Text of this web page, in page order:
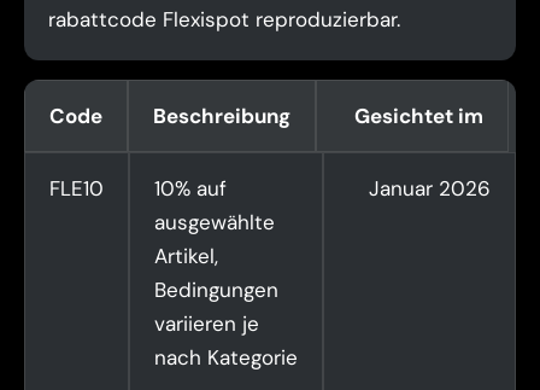
rabattcode Flexispot reproduzierbar.
Code Beschreibung Gesichtet im
FLE10
10% auf
ausgewählte
Artikel,
Bedingungen
variieren je
nach Kategorie
Januar 2026